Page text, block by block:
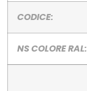
CODICE:
NS COLORE RAL: